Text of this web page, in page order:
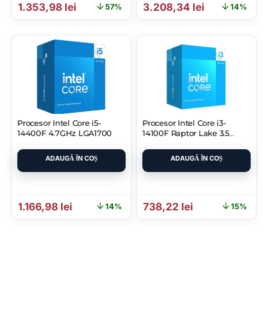
Prețul inițial a fost: 3.122,92 lei.
1.353,98 lei Prețul curent este: 1.353,98 lei.
57% Prețul inițial a fost:
3.208,34 lei Prețul
14%
Procesor Intel Core i5-
14400F 4.7GHz LGA1700
ADAUGĂ ÎN COȘ
Prețul inițial a fost: 1.364,80 lei.
1.166,98 lei Prețul curent este: 1.166,98 lei.
14%
Procesor Intel Core i3-
14100F Raptor Lake 3.5
ADAUGĂ ÎN COȘ
Prețul inițial a fost:
738,22 lei Prețul curent
15%